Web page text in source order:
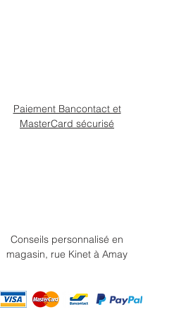
Paiement Bancontact et
MasterCard sécurisé
Conseils personnalisé en
magasin, rue Kinet à Amay